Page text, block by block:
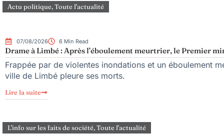
Actu politique,Toute l'actualité
07/08/2026 6 Min Read
Drame à Limbé : Après l’éboulement meurtrier, le Premier
Frappée par de violentes inondations et un éboulement
ville de Limbé pleure ses morts.
Lire la suite
L'info sur les faits de société,Toute l'actualité